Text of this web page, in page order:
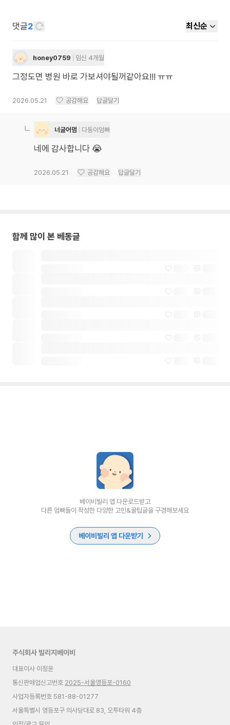
댓글2 최신순
honey0759 임신 4개월
그정도면 병원 바로 가보셔야될꺼같아요!!! ㅠㅠ
2026.05.21 공감해요 답글달기
너굴어멈 다둥이엄빠
네에 감사합니다 😭
2026.05.21 공감해요 답글달기
함께 많이 본 베동글
베이비빌리 앱 다운로드받고
다른 엄빠들이 작성한 다양한 고민&꿀팁글을 구경해보세요
베이비빌리 앱 다운받기
주식회사 빌리지베이비
대표이사 이정윤
통신판매업신고번호 2025-서울영등포-0160
사업자등록번호 581-88-01277
서울특별시 영등포구 의사당대로 83, 오투타워 4층